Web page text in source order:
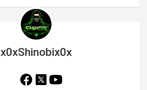
x0xShinobix0x